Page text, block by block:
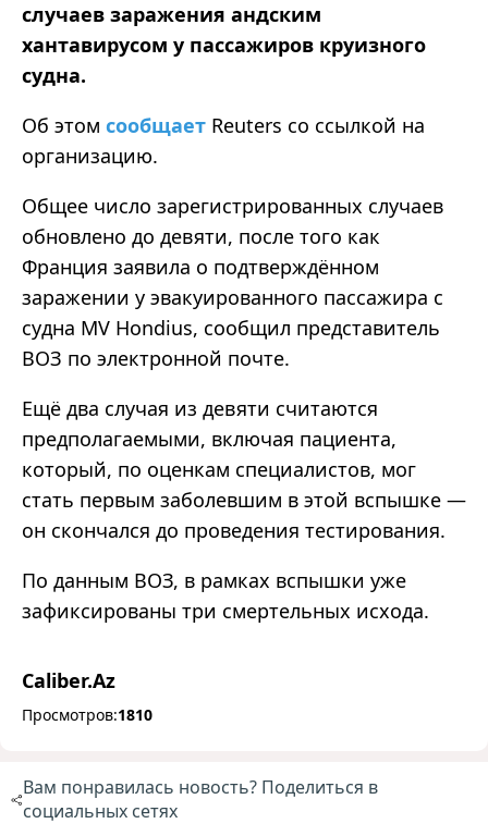
случаев заражения андским
хантавирусом у пассажиров круизного
судна.
Об этом сообщает Reuters со ссылкой на
организацию.
Общее число зарегистрированных случаев
обновлено до девяти, после того как
Франция заявила о подтверждённом
заражении у эвакуированного пассажира с
судна MV Hondius, сообщил представитель
ВОЗ по электронной почте.
Ещё два случая из девяти считаются
предполагаемыми, включая пациента,
который, по оценкам специалистов, мог
стать первым заболевшим в этой вспышке —
он скончался до проведения тестирования.
По данным ВОЗ, в рамках вспышки уже
зафиксированы три смертельных исхода.
Caliber.Az
Просмотров:1810
Вам понравилась новость? Поделиться в
социальных сетях